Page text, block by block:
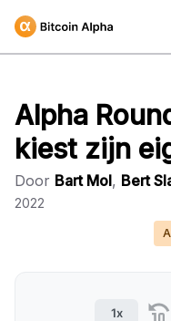
Alpha
kiest zijn
Door Bart Mol, Bert
2022
1x